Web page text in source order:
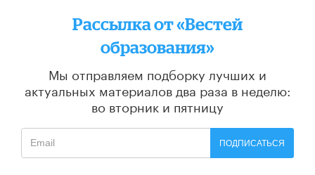
Рассылка от «Вестей
образования»
Мы отправляем подборку лучших и
актуальных материалов два раза в неделю:
во вторник и пятницу
ПОДПИСАТЬСЯ